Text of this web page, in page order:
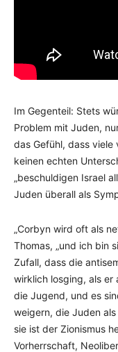
Im Gegenteil: Stets
Problem mit Juden,
das Gefühl, dass
keinen echten
„beschuldigen Israel
Juden überall als
„Corbyn wird oft als
Thomas, „und ich bin
Zufall, dass die
wirklich losging, als er
die Jugend, und es
weigern, die Juden
sie ist der Zionismus
Vorherrschaft,